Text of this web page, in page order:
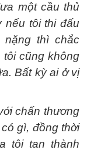
một cầu thủ
nếu tôi thi đấu
thì chắc
tôi cũng không
Bất kỳ ai ở vị
chấn thương
gì, đồng thời
tôi tan thành